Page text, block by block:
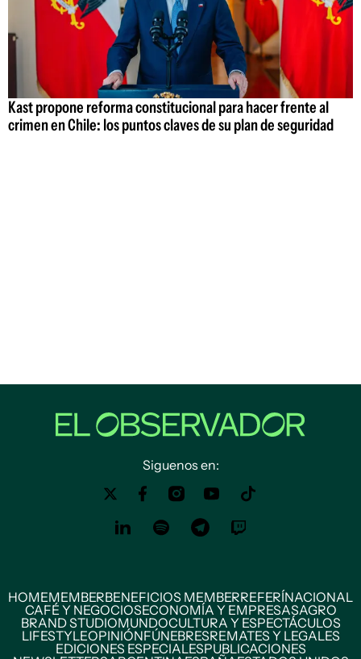
Kast propone reforma constitucional para hacer frente al
crimen en Chile: los puntos claves de su plan de seguridad
Siguenos en:
HOMEMEMBERBENEFICIOS MEMBERREFERÍNACIONAL
CAFÉ Y NEGOCIOSECONOMÍA Y EMPRESASAGRO
BRAND STUDIOMUNDOCULTURA Y ESPECTÁCULOS
LIFESTYLEOPINIÓNFÚNEBRESREMATES Y LEGALES
EDICIONES ESPECIALESPUBLICACIONES